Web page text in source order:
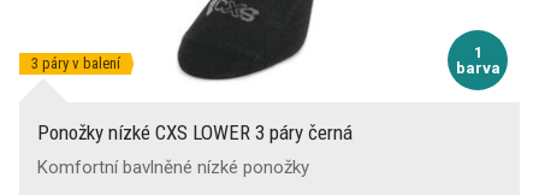
1
barva
3 páry v balení
Ponožky nízké CXS LOWER 3 páry černá
Komfortní bavlněné nízké ponožky